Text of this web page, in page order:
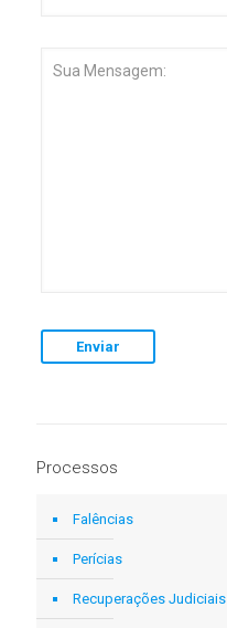
Processos
Falências
Perícias
Recuperações Judiciais